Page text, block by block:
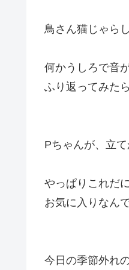
鳥さん猫じゃら
何かうしろで音
ふり返ってみたら
Pちゃんが、立
やっぱりこれだ
お気に入りなん
今日の季節外れ